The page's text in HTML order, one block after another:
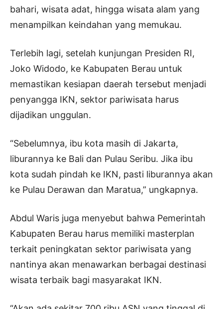
bahari, wisata adat, hingga wisata alam yang
menampilkan keindahan yang memukau.
Terlebih lagi, setelah kunjungan Presiden RI,
Joko Widodo, ke Kabupaten Berau untuk
memastikan kesiapan daerah tersebut menjadi
penyangga IKN, sektor pariwisata harus
dijadikan unggulan.
“Sebelumnya, ibu kota masih di Jakarta,
liburannya ke Bali dan Pulau Seribu. Jika ibu
kota sudah pindah ke IKN, pasti liburannya akan
ke Pulau Derawan dan Maratua,” ungkapnya.
Abdul Waris juga menyebut bahwa Pemerintah
Kabupaten Berau harus memiliki masterplan
terkait peningkatan sektor pariwisata yang
nantinya akan menawarkan berbagai destinasi
wisata terbaik bagi masyarakat IKN.